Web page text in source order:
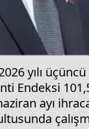
yılı
Endeksi
ayı